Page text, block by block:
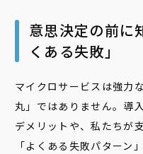
意思決定の前に
くある失敗」
マイクロサービスは強力
丸」ではありません。導
デメリットや、私たちが
「よくある失敗パターン